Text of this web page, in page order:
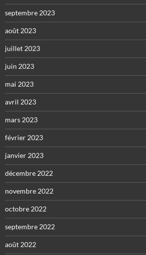
septembre 2023
août 2023
juillet 2023
juin 2023
mai 2023
avril 2023
mars 2023
février 2023
janvier 2023
décembre 2022
novembre 2022
octobre 2022
septembre 2022
août 2022